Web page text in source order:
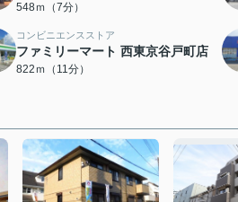
548ｍ（7分）
コンビニエンスストア
ファミリーマート 西東京谷戸町店
822ｍ（11分）